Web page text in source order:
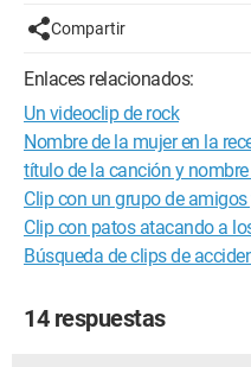
Compartir
Enlaces relacionados:
Un videoclip de rock
Nombre de la mujer en la
título de la canción y
Clip con un grupo de
Clip con patos atacando a
Búsqueda de clips de
14 respuestas